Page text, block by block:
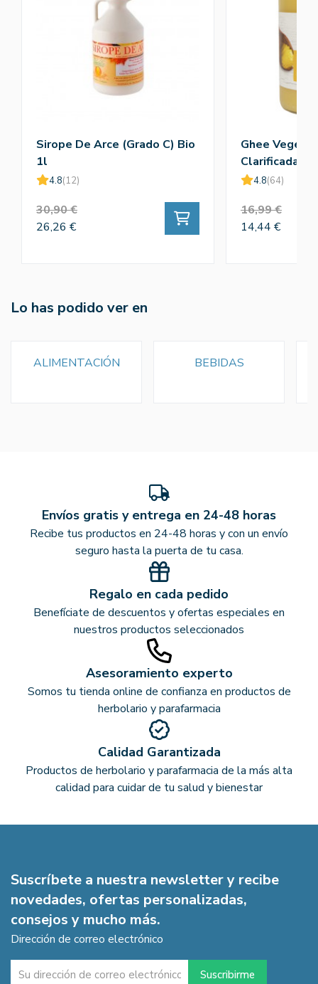
Sirope De Arce (Grado C) Bio
1l
4.8(12)
30,90 €
26,26 €
Ghee
Clarificada)
4.8(64)
16,99 €
14,44 €
Lo has podido ver en
ALIMENTACIÓN BEBIDAS
Envíos gratis y entrega en 24-48 horas
Recibe tus productos en 24-48 horas y con un envío
seguro hasta la puerta de tu casa.
Regalo en cada pedido
Benefíciate de descuentos y ofertas especiales en
nuestros productos seleccionados
Asesoramiento experto
Somos tu tienda online de confianza en productos de
herbolario y parafarmacia
Calidad Garantizada
Productos de herbolario y parafarmacia de la más alta
calidad para cuidar de tu salud y bienestar
Suscríbete a nuestra newsletter y recibe
novedades, ofertas personalizadas,
consejos y mucho más.
Dirección de correo electrónico